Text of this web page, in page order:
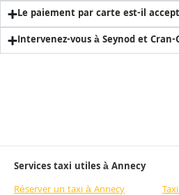
Le paiement par carte est-il
Intervenez-vous à Seynod et Cran-
Services taxi utiles à Annecy
Réserver un taxi à Annecy